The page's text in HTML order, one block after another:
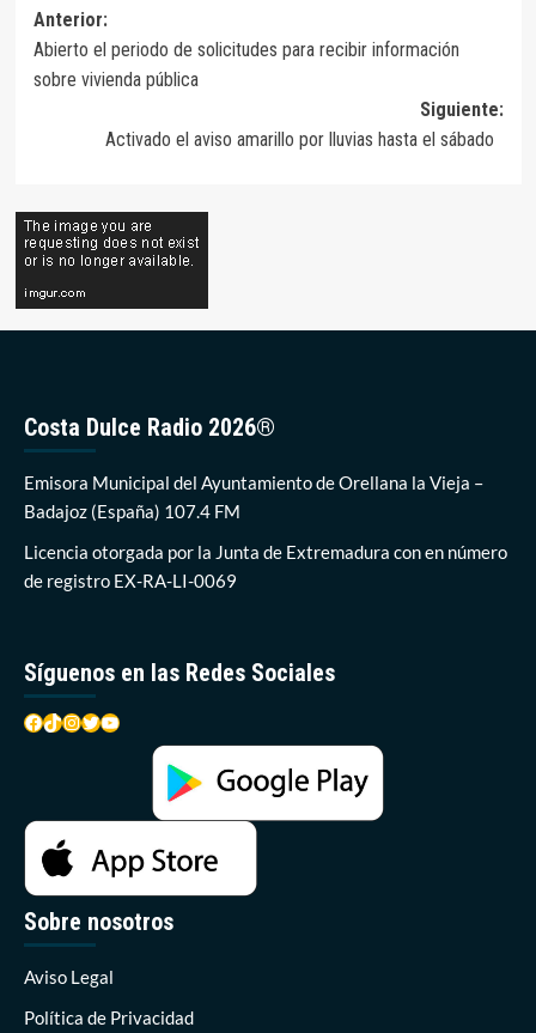
Navegación
de
entradas
Anterior:
Abierto el periodo de solicitudes para recibir información
sobre vivienda pública
Siguiente:
Activado el aviso amarillo por lluvias hasta el sábado
Costa Dulce Radio 2026®
Emisora Municipal del Ayuntamiento de Orellana la Vieja –
Badajoz (España) 107.4 FM
Licencia otorgada por la Junta de Extremadura con en número
de registro EX-RA-LI-0069
Síguenos en las Redes Sociales
Facebook
TikTok
Instagram
Twitter
YouTube
Sobre nosotros
Aviso Legal
Política de Privacidad